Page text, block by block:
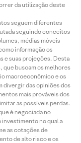
da utilização deste
seguem diferentes
seguindo conceitos
médias móveis
informação os
e suas projeções. Desta
que buscam os melhores
macroeconômico e os
divergir das opiniões dos
mais prováveis dos
as possíveis perdas.
é negociada no
investimento no qual a
as cotações de
de alto risco e os